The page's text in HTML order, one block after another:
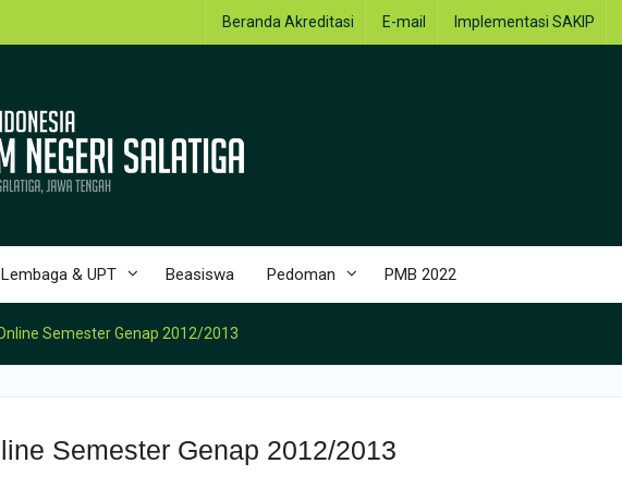
Beranda Akreditasi E-mail Implementasi SAKIP
Lembaga & UPT Beasiswa Pedoman PMB 2022
Semester Genap 2012/2013
Semester Genap 2012/2013